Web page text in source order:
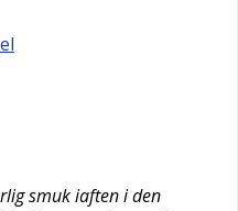
smuk iaften i den